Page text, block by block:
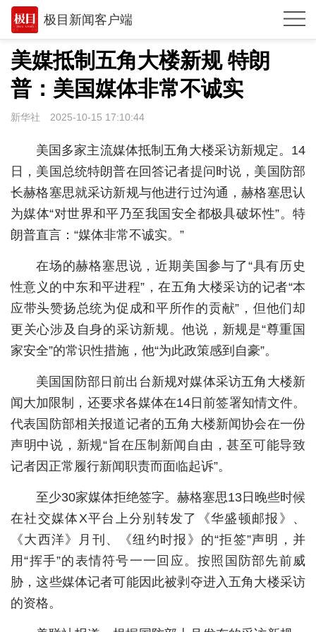
极目新闻客户端
推荐
观点
时政
武汉
世相
环球
极客圈
经济
城建
健康
悠游
相亲
房产
消费
创意
文化
美媒抵制五角大楼新规 特朗
普：美国媒体非常不诚实
新华社 2025-10-15 17:10:44
美国多家主流媒体抵制五角大楼采访新规定。14
日，美国总统特朗普在回答记者提问时说，美国防部
长赫格塞思就采访新规与他进行过沟通，赫格塞思认
为媒体“对世界和平乃至我国安全都极具破坏性”。特
朗普直言：“媒体非常不诚实。”
在场的赫格塞思说，近期美国参与了“具有历史
性意义的中东和平进程”，在五角大楼采访的记者“本
应带头赞扬总统为促成和平所作的贡献”，但他们却
更关心涉及自身的采访新规。他说，新规是“尊重国
家安全”的常识性措施，他“为此政策感到自豪”。
美国国防部日前出台新规对媒体采访五角大楼新
闻大加限制，还要求各媒体在14日前签署知情文件。
代表国防部相关报道记者的五角大楼新闻协会在一份
声明中说，新规“旨在压制新闻自由，甚至可能导致
记者因正常履行新闻职责而面临起诉”。
至少30家媒体拒绝签字。赫格塞思13日晚些时候
在社交媒体X平台上分别转发了《华盛顿邮报》、
《大西洋》月刊、《纽约时报》的“拒签”声明，并
用“挥手”的表情符号一一回应。按照国防部先前威
胁，这些媒体记者可能因此被剥夺进入五角大楼采访
的资格。